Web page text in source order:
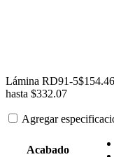
Lámina RD91-5$154.46
hasta $332.07
Agregar
Acabado